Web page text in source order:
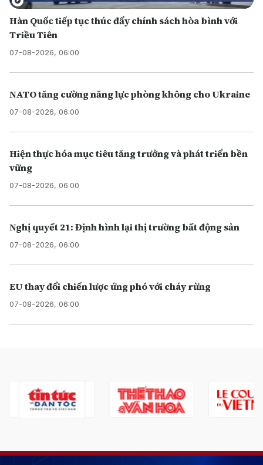
Hàn Quốc tiếp tục thúc đẩy chính sách hòa bình với
Triều Tiên
07-08-2026, 06:00
NATO tăng cường năng lực phòng không cho Ukraine
07-08-2026, 06:00
Hiện thực hóa mục tiêu tăng trưởng và phát triển bền
vững
07-08-2026, 06:00
Nghị quyết 21: Định hình lại thị trường bất động sản
07-08-2026, 06:00
EU thay đổi chiến lược ứng phó với cháy rừng
07-08-2026, 06:00